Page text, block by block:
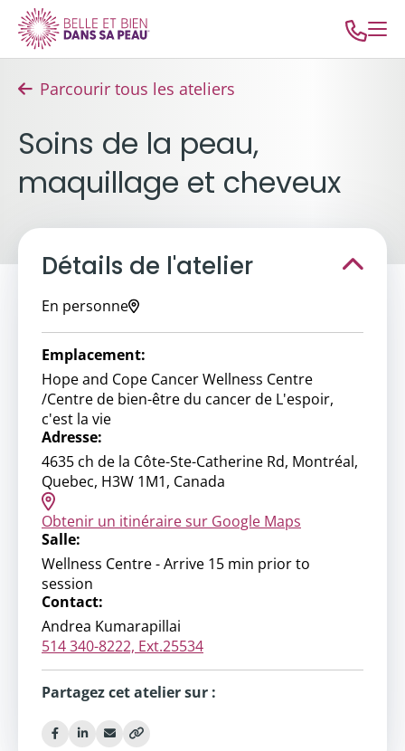
Parcourir tous les ateliers
Soins de la peau,
maquillage et cheveux
Détails de l'atelier
En personne
Emplacement:
Hope and Cope Cancer Wellness Centre
/Centre de bien-être du cancer de L'espoir,
c'est la vie
Adresse:
4635 ch de la Côte-Ste-Catherine Rd, Montréal,
Quebec, H3W 1M1, Canada
Obtenir un itinéraire sur Google Maps
Salle:
Wellness Centre - Arrive 15 min prior to
session
Contact:
Andrea Kumarapillai
514 340-8222, Ext.25534
Partagez cet atelier sur :